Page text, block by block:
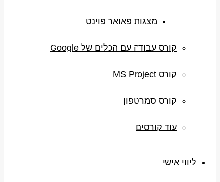
מצגות פאואר פוינט
קורס עבודה עם הכלים של Google
קורס MS Project
קורס סמרטפון
עוד קורסים
ליווי אישי